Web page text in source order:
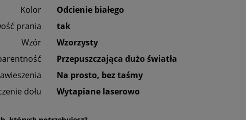
Kolor
Odcienie białego
prania
tak
Wzór
Wzorzysty
Przepuszczająca dużo światła
Na prosto, bez taśmy
dołu
Wytapiane laserowo